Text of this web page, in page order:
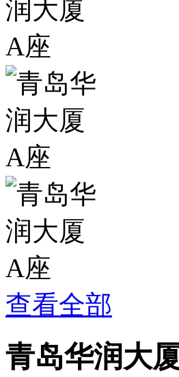
查看全部
青岛华润大